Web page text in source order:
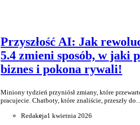
Przyszłość AI: Jak
5.4 zmieni sposób, w jaki
biznes i pokona rywali!
Miniony tydzień przyniósł zmiany, które
pracujecie. Chatboty, które znaliście, przeszły
Redakcja1 kwietnia 2026